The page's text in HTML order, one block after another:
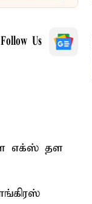
Follow Us
எக்ஸ் தள